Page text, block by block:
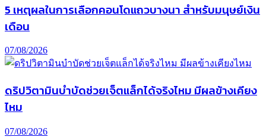
5 เหตุผลในการเลือกคอนโดแถวบางนา สำหรับมนุษย์เงิน
เดือน
07/08/2026
ดริปวิตามินบำบัดช่วยเจ็ตแล็กได้จริงไหม มีผลข้างเคียง
ไหม
07/08/2026